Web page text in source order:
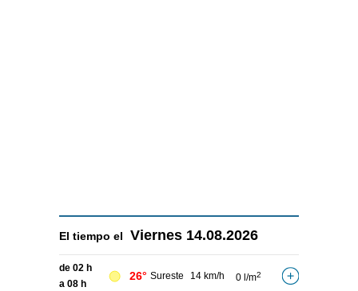
El tiempo el Viernes 14.08.2026
de 02 h
a 08 h
26° Sureste 14 km/h 0 l/m2